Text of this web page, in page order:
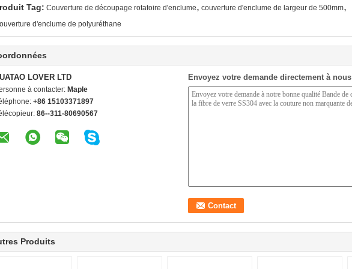
Tag: Couverture de découpage rotatoire d'enclume, couverture d'enclume de largeur de 500mm,
d'enclume de polyuréthane
LOVER LTD
à contacter: Maple
+86 15103371897
86--311-80690567
Envoyez votre demande directement à nous
Produits